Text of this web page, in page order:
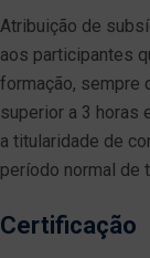
Atribuição de
aos participantes
formação, sempre
superior a 3 horas
a titularidade de
período normal de
Certificação